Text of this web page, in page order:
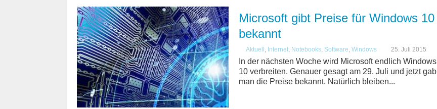
Microsoft gibt Preise für Windows 10
bekannt
Aktuell , Internet, Notebooks, Software, Windows 25. Juli 2015
In der nächsten Woche wird Microsoft endlich Windows
10 verbreiten. Genauer gesagt am 29. Juli und jetzt gab
man die Preise bekannt. Natürlich bleiben...